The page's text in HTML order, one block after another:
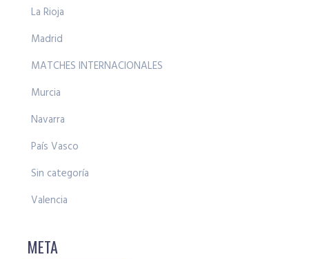
La Rioja
Madrid
MATCHES INTERNACIONALES
Murcia
Navarra
País Vasco
Sin categoría
Valencia
META